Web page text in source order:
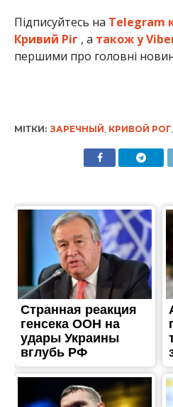
Підписуйтесь на Telegram
Кривий Ріг , а також у
першими про головні
МІТКИ: ЗАРЕЧНЫЙ, КРИВОЙ РОГ,